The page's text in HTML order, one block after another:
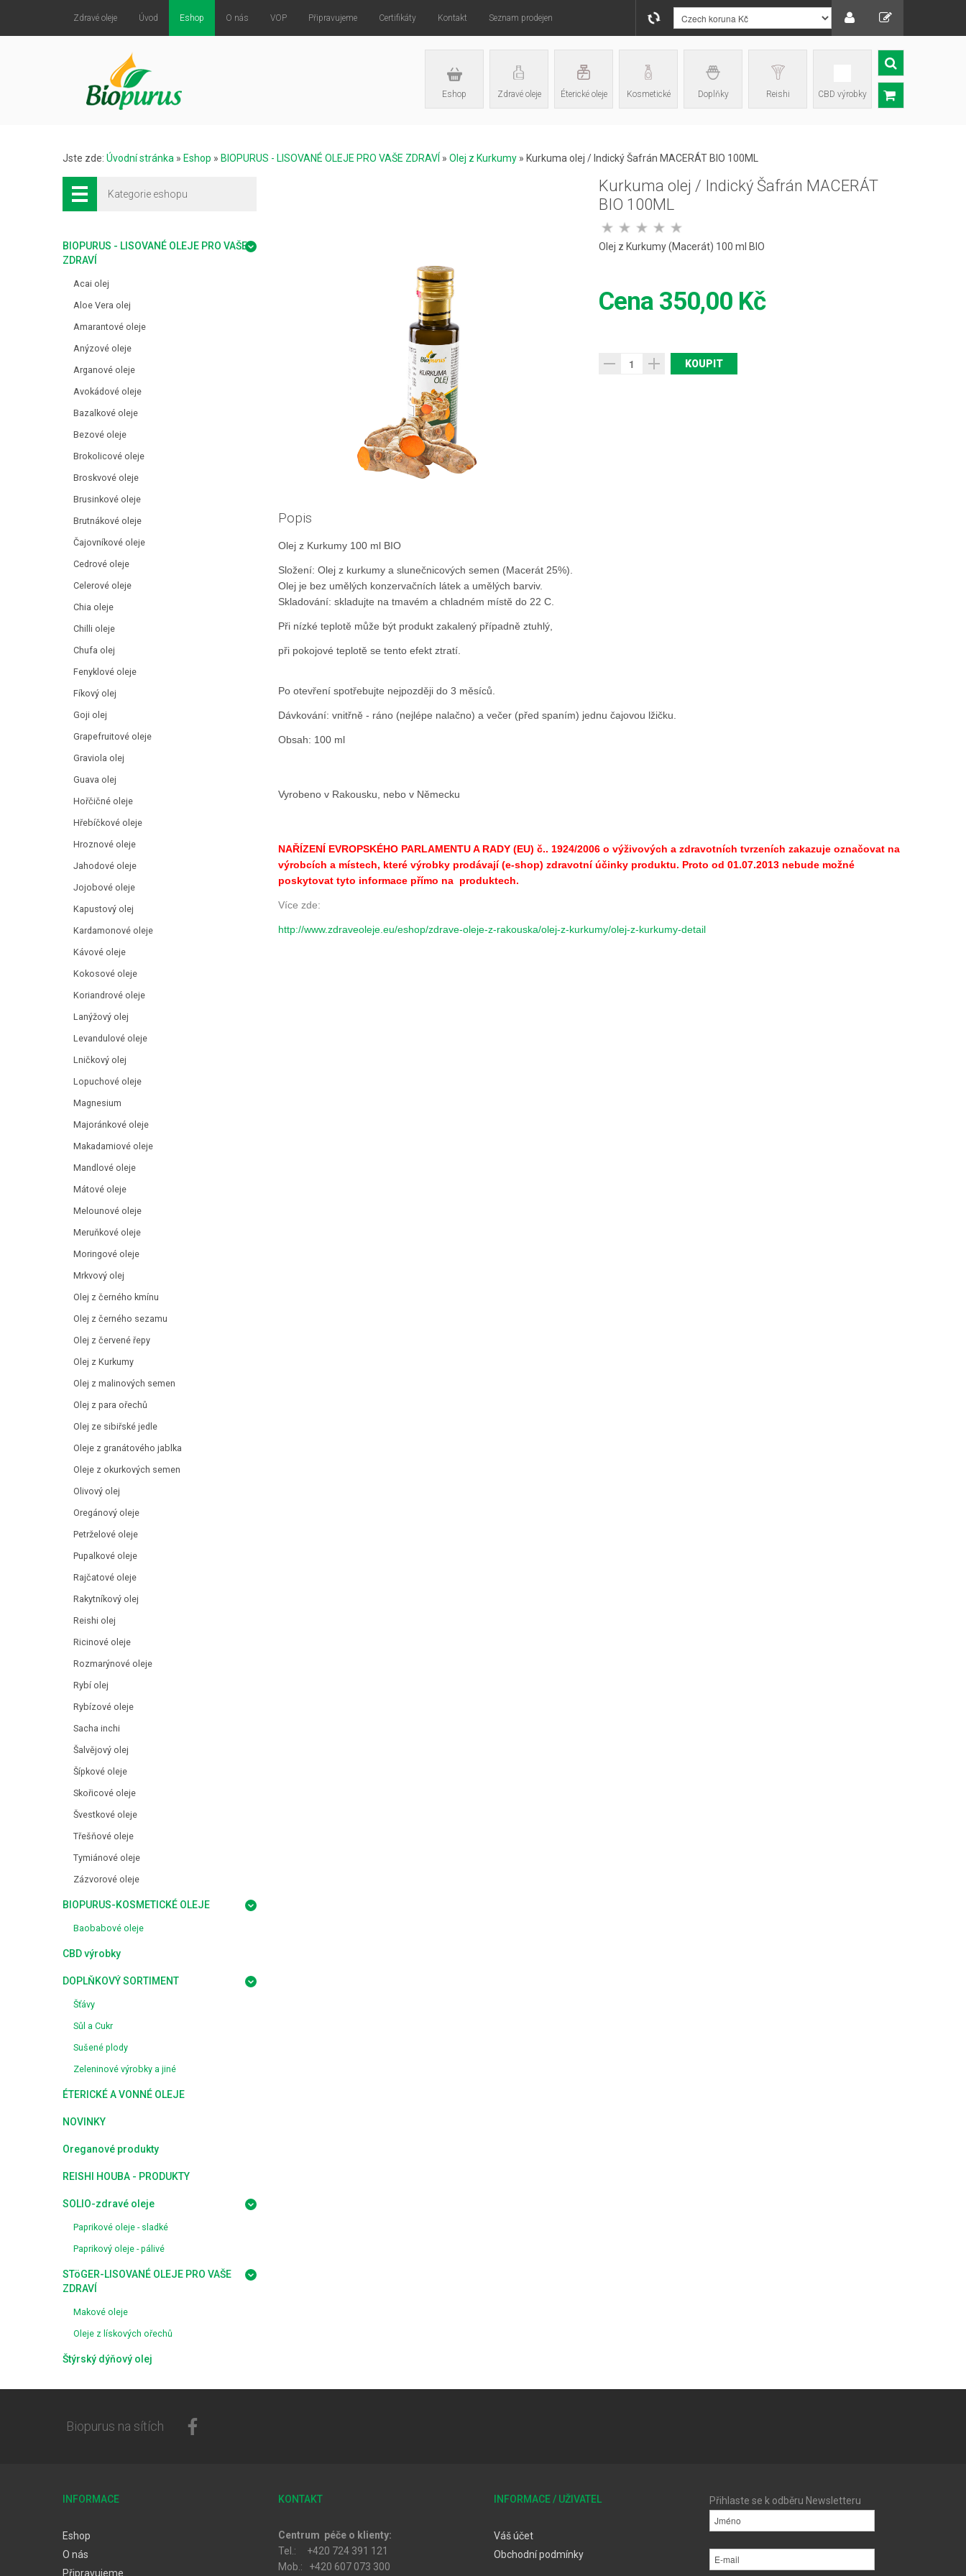
Zdravé oleje Úvod Eshop O nás VOP Připravujeme Certifikáty Kontakt Seznam prodejen
Eshop Zdravé oleje Éterické oleje Kosmetické Doplňky Reishi CBD výrobky
Jste zde: Úvodní stránka » Eshop » BIOPURUS - LISOVANÉ OLEJE PRO VAŠE ZDRAVÍ » Olej z Kurkumy » Kurkuma olej / Indický Šafrán MACERÁT BIO 100ML
Kategorie eshopu
BIOPURUS - LISOVANÉ OLEJE PRO VAŠE
ZDRAVÍ
Acai olej
Aloe Vera olej
Amarantové oleje
Anýzové oleje
Arganové oleje
Avokádové oleje
Bazalkové oleje
Bezové oleje
Brokolicové oleje
Broskvové oleje
Brusinkové oleje
Brutnákové oleje
Čajovníkové oleje
Cedrové oleje
Celerové oleje
Chia oleje
Chilli oleje
Chufa olej
Fenyklové oleje
Fíkový olej
Goji olej
Grapefruitové oleje
Graviola olej
Guava olej
Hořčičné oleje
Hřebíčkové oleje
Hroznové oleje
Jahodové oleje
Jojobové oleje
Kapustový olej
Kardamonové oleje
Kávové oleje
Kokosové oleje
Koriandrové oleje
Lanýžový olej
Levandulové oleje
Lničkový olej
Lopuchové oleje
Magnesium
Majoránkové oleje
Makadamiové oleje
Mandlové oleje
Mátové oleje
Melounové oleje
Meruňkové oleje
Moringové oleje
Mrkvový olej
Olej z černého kmínu
Olej z černého sezamu
Olej z červené řepy
Olej z Kurkumy
Olej z malinových semen
Olej z para ořechů
Olej ze sibiřské jedle
Oleje z granátového jablka
Oleje z okurkových semen
Olivový olej
Oregánový oleje
Petrželové oleje
Pupalkové oleje
Rajčatové oleje
Rakytníkový olej
Reishi olej
Ricinové oleje
Rozmarýnové oleje
Rybí olej
Rybízové oleje
Sacha inchi
Šalvějový olej
Šípkové oleje
Skořicové oleje
Švestkové oleje
Třešňové oleje
Tymiánové oleje
Zázvorové oleje
BIOPURUS-KOSMETICKÉ OLEJE
Baobabové oleje
CBD výrobky
DOPLŇKOVÝ SORTIMENT
Šťávy
Sůl a Cukr
Sušené plody
Zeleninové výrobky a jiné
ÉTERICKÉ A VONNÉ OLEJE
NOVINKY
Oreganové produkty
REISHI HOUBA - PRODUKTY
SOLIO-zdravé oleje
Paprikové oleje - sladké
Paprikový oleje - pálivé
STöGER-LISOVANÉ OLEJE PRO VAŠE
ZDRAVÍ
Makové oleje
Oleje z lískových ořechů
Štýrský dýňový olej
Kurkuma olej / Indický Šafrán MACERÁT
BIO 100ML
Olej z Kurkumy (Macerát) 100 ml BIO
Cena 350,00 Kč
Popis
Olej z Kurkumy 100 ml BIO
Složení: Olej z kurkumy a slunečnicových semen (Macerát 25%).
Olej je bez umělých konzervačních látek a umělých barviv.
Skladování: skladujte na tmavém a chladném místě do 22 C.
Při nízké teplotě může být produkt zakalený případně ztuhlý,
při pokojové teplotě se tento efekt ztratí.
Po otevření spotřebujte nejpozději do 3 měsíců.
Dávkování: vnitřně - ráno (nejlépe nalačno) a večer (před spaním) jednu čajovou lžičku.
Obsah: 100 ml
Vyrobeno v Rakousku, nebo v Německu
NAŘÍZENÍ EVROPSKÉHO PARLAMENTU A RADY (EU) č.. 1924/2006 o výživových a zdravotních tvrzeních zakazuje označovat na
výrobcích a místech, které výrobky prodávají (e-shop) zdravotní účinky produktu. Proto od 01.07.2013 nebude možné
poskytovat tyto informace přímo na produktech.
Více zde:
http://www.zdraveoleje.eu/eshop/zdrave-oleje-z-rakouska/olej-z-kurkumy/olej-z-kurkumy-detail
Biopurus na sítích
INFORMACE
Eshop
O nás
Připravujeme
KONTAKT
Centrum péče o klienty:
Tel.: +420 724 391 121
Mob.: +420 607 073 300
INFORMACE / UŽIVATEL
Váš účet
Obchodní podmínky
Přihlaste se k odběru Newsletteru